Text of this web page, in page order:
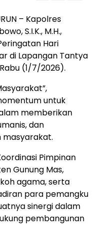
– Kapolres
S.I.K., M.H.,
Hari
di Lapangan Tantya
(1/7/2026).
untuk
memberikan
dan
Pimpinan
Gunung Mas,
agama, serta
para pemangku
sinergi dalam
pembangunan